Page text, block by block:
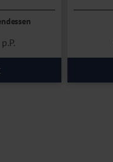
p.P.